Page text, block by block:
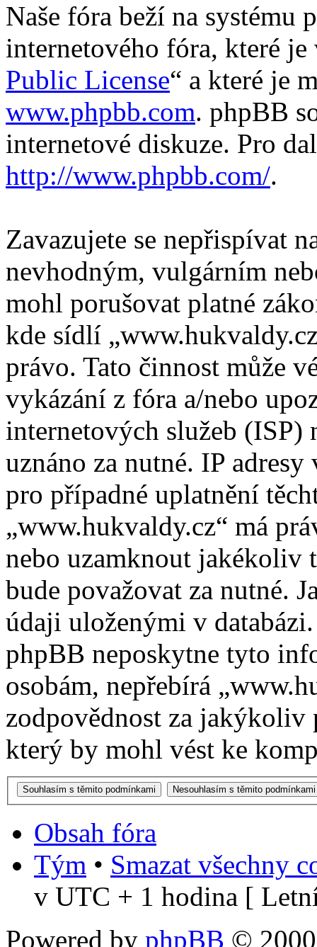
Naše fóra beží na systému
internetového fóra, které
Public License“ a které je
www.phpbb.com. phpBB
internetové diskuze. Pro
http://www.phpbb.com/.
Zavazujete se nepřispívat
nevhodným, vulgárním
mohl porušovat platné
kde sídlí
právo. Tato činnost může
vykázání z fóra a/nebo
internetových služeb (ISP)
uznáno za nutné. IP
pro případné uplatnění
„www.hukvaldy.cz“ má
nebo uzamknout jakékoliv
bude považovat za nutné.
údaji uloženými v
phpBB neposkytne tyto
osobám, nepřebírá
zodpovědnost za
který by mohl vést ke
Obsah fóra
Tým • Smazat všechny
v UTC + 1 hodina [
Powered by phpBB ©